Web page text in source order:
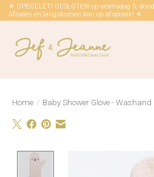
☀ OPEGELET! GESLOTEN op woensdag 5,
Afhalen en langskomen kan op afspraak! ☀
Home / Baby Shower Glove - Washand
Product image